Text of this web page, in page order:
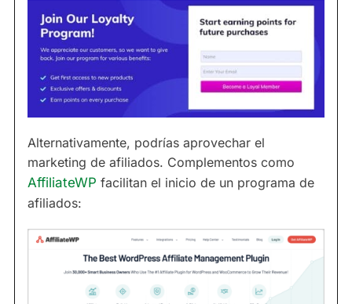
Alternativamente, podrías aprovechar el
marketing de afiliados. Complementos como
AffiliateWP facilitan el inicio de un programa de
afiliados: